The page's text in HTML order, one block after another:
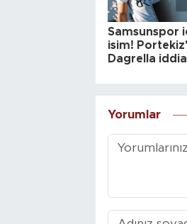
Samsunspor
isim!
Dagrella
Yorumlar